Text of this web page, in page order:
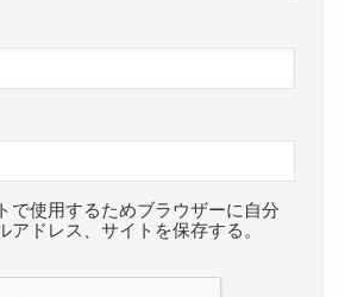
で使用するためブラウザーに自分
アドレス、サイトを保存する。